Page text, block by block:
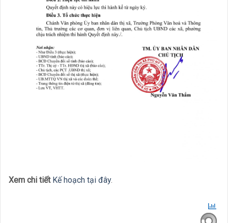
Xem chi tiết Kế hoạch tại đây.